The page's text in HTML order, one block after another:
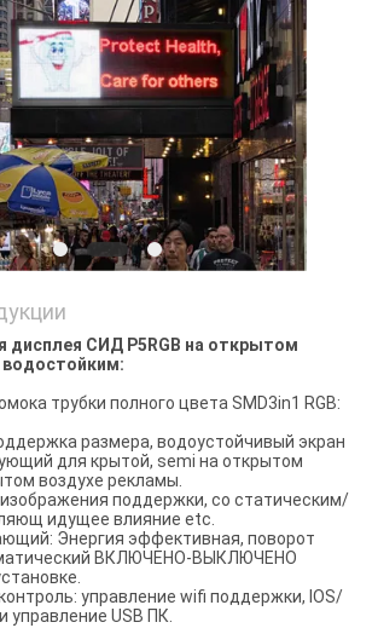
дисплея СИД P5RGB на открытом
трубки полного цвета SMD3in1 RGB:
размера, водоустойчивый экран
для крытой, semi на открытом
воздухе рекламы.
изображения поддержки, со статическим/
идущее влияние etc.
Энергия эффективная, поворот
ВКЛЮЧЕНО-ВЫКЛЮЧЕНО
управление wifi поддержки, IOS/
управление USB ПК.